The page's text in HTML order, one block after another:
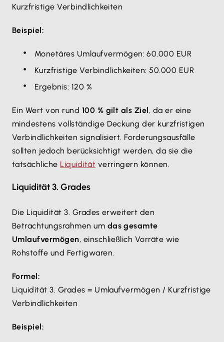
Kurzfristige Verbindlichkeiten
Beispiel:
Monetäres Umlaufvermögen: 60.000 EUR
Kurzfristige Verbindlichkeiten: 50.000 EUR
Ergebnis: 120 %
Ein Wert von rund 100 % gilt als Ziel, da er eine
mindestens vollständige Deckung der kurzfristigen
Verbindlichkeiten signalisiert. Forderungsausfälle
sollten jedoch berücksichtigt werden, da sie die
tatsächliche Liquidität verringern können.
Liquidität 3. Grades
Die Liquidität 3. Grades erweitert den
Betrachtungsrahmen um das gesamte
Umlaufvermögen, einschließlich Vorräte wie
Rohstoffe und Fertigwaren.
Formel:
Liquidität 3. Grades = Umlaufvermögen / Kurzfristige
Verbindlichkeiten
Beispiel: